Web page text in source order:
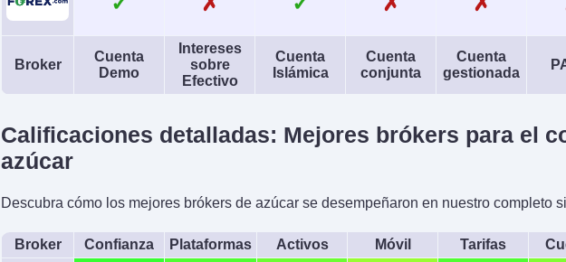
Broker
Cuenta
Demo
Intereses
sobre
Efectivo
Cuenta
Islámica
Cuenta
conjunta
Cuenta
gestionada
Calificaciones detalladas: Mejores brókers para el
azúcar
Descubra cómo los mejores brókers de azúcar se desempeñaron en nuestro completo
Broker Confianza Plataformas Activos Móvil Tarifas